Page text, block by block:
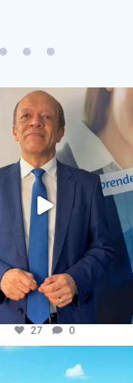
27 0